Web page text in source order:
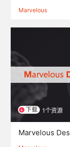
Marvelous
下载 1个资源
Marvelous